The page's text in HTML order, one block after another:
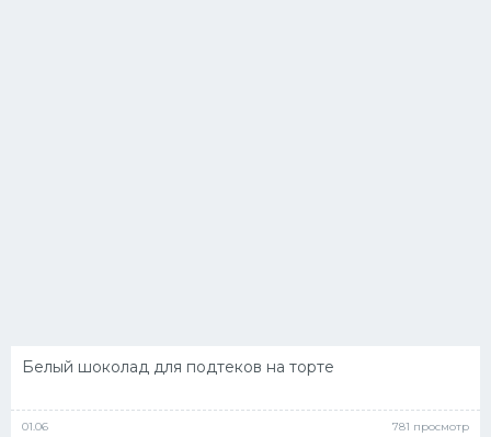
Белый шоколад для подтеков на торте
01.06 781 просмотр